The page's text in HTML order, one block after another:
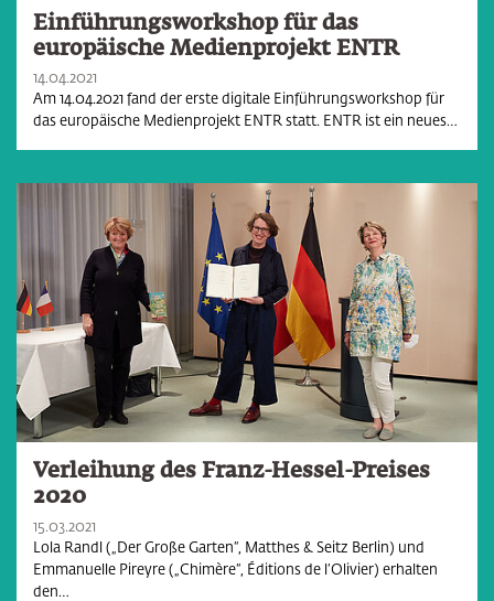
Einführungsworkshop für das
europäische Medienprojekt ENTR
14.04.2021
Am 14.04.2021 fand der erste digitale Einführungsworkshop für
das europäische Medienprojekt ENTR statt. ENTR ist ein neues…
Verleihung des Franz-Hessel-Preises
2020
15.03.2021
Lola Randl („Der Große Garten“, Matthes & Seitz Berlin) und
Emmanuelle Pireyre („Chimère“, Éditions de l’Olivier) erhalten
den…